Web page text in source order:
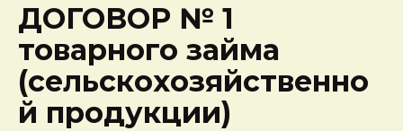
ДОГОВОР № 1
товарного займа
(сельскохозяйственно
й продукции)